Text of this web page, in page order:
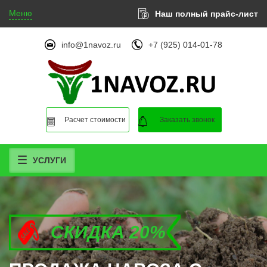
Меню Наш полный прайс-лист
info@1navoz.ru +7 (925) 014-01-78
Расчет стоимости Заказать звонок
УСЛУГИ
СКИДКА 20%
СКИДКА 20%
СКИДКА 20%